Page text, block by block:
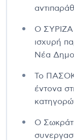
Ο ΣΥΡΙΖΑ
ισχυρή
Νέα
Το ΠΑΣΟΚ
έντονα
Ο